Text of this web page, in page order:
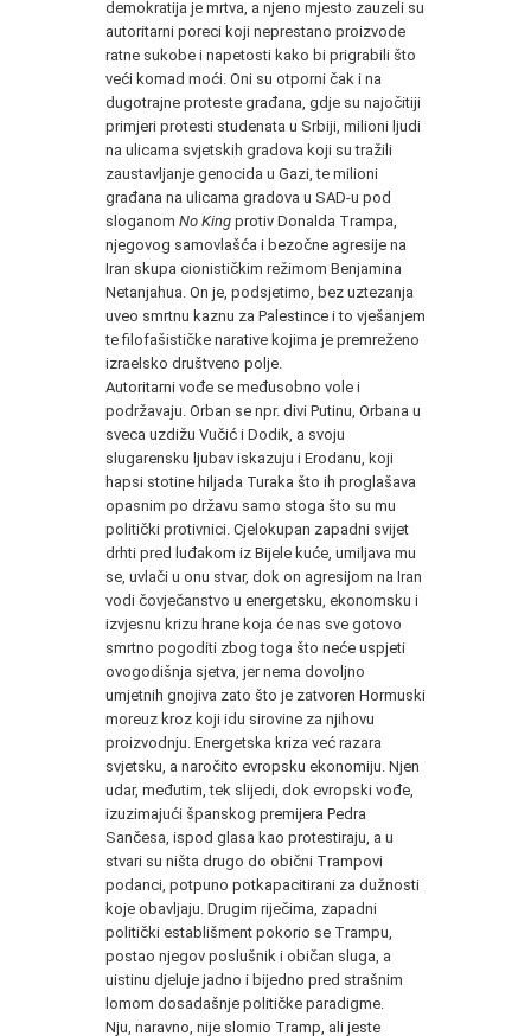
demokratija je mrtva, a njeno mjesto zauzeli su
autoritarni poreci koji neprestano proizvode
ratne sukobe i napetosti kako bi prigrabili što
veći komad moći. Oni su otporni čak i na
dugotrajne proteste građana, gdje su najočitiji
primjeri protesti studenata u Srbiji, milioni ljudi
na ulicama svjetskih gradova koji su tražili
zaustavljanje genocida u Gazi, te milioni
građana na ulicama gradova u SAD-u pod
sloganom No King protiv Donalda Trampa,
njegovog samovlašća i bezočne agresije na
Iran skupa cionističkim režimom Benjamina
Netanjahua. On je, podsjetimo, bez uztezanja
uveo smrtnu kaznu za Palestince i to vješanjem
te filofašističke narative kojima je premreženo
izraelsko društveno polje.
Autoritarni vođe se međusobno vole i
podržavaju. Orban se npr. divi Putinu, Orbana u
sveca uzdižu Vučić i Dodik, a svoju
slugarensku ljubav iskazuju i Erodanu, koji
hapsi stotine hiljada Turaka što ih proglašava
opasnim po državu samo stoga što su mu
politički protivnici. Cjelokupan zapadni svijet
drhti pred luđakom iz Bijele kuće, umiljava mu
se, uvlači u onu stvar, dok on agresijom na Iran
vodi čovječanstvo u energetsku, ekonomsku i
izvjesnu krizu hrane koja će nas sve gotovo
smrtno pogoditi zbog toga što neće uspjeti
ovogodišnja sjetva, jer nema dovoljno
umjetnih gnojiva zato što je zatvoren Hormuski
moreuz kroz koji idu sirovine za njihovu
proizvodnju. Energetska kriza već razara
svjetsku, a naročito evropsku ekonomiju. Njen
udar, međutim, tek slijedi, dok evropski vođe,
izuzimajući španskog premijera Pedra
Sančesa, ispod glasa kao protestiraju, a u
stvari su ništa drugo do obični Trampovi
podanci, potpuno potkapacitirani za dužnosti
koje obavljaju. Drugim riječima, zapadni
politički establišment pokorio se Trampu,
postao njegov poslušnik i običan sluga, a
uistinu djeluje jadno i bijedno pred strašnim
lomom dosadašnje političke paradigme.
Nju, naravno, nije slomio Tramp, ali jeste